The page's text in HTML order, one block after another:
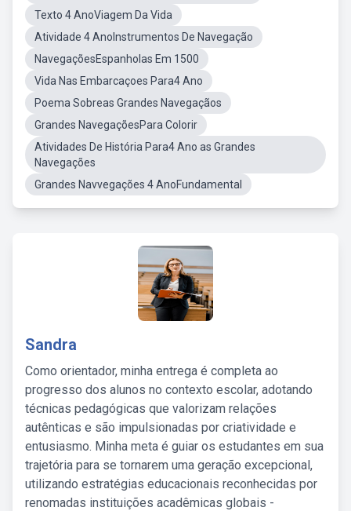
Texto 4 AnoViagem Da Vida
Atividade 4 AnoInstrumentos De Navegação
NavegaçõesEspanholas Em 1500
Vida Nas Embarcaçoes Para4 Ano
Poema Sobreas Grandes Navegaçãos
Grandes NavegaçõesPara Colorir
Atividades De História Para4 Ano as Grandes
Navegações
Grandes Navvegações 4 AnoFundamental
Sandra
Como orientador, minha entrega é completa ao
progresso dos alunos no contexto escolar, adotando
técnicas pedagógicas que valorizam relações
autênticas e são impulsionadas por criatividade e
entusiasmo. Minha meta é guiar os estudantes em sua
trajetória para se tornarem uma geração excepcional,
utilizando estratégias educacionais reconhecidas por
renomadas instituições acadêmicas globais -